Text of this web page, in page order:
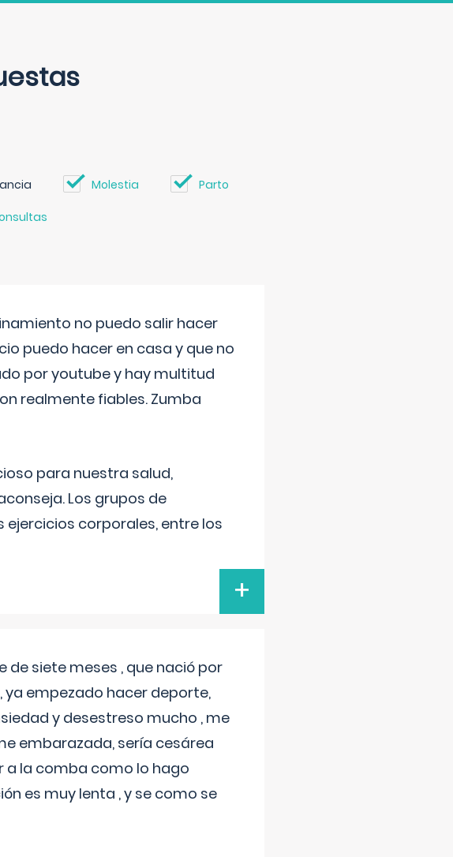
Molestia Parto
no puedo salir hacer
puedo hacer en casa y que no
por youtube y hay multitud
realmente fiables. Zumba
para nuestra salud,
Los grupos de
ejercicios corporales, entre los
+
de siete meses , que nació por
empezado hacer deporte,
y desestreso mucho , me
embarazada, sería cesárea
a la comba como lo hago
es muy lenta , y se como se